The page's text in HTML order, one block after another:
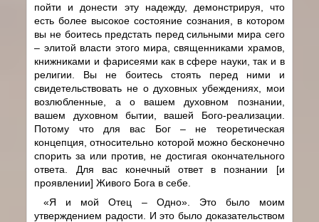
пойти и донести эту надежду, демонстрируя, что
есть более высокое состояние сознания, в котором
вы не боитесь предстать перед сильными мира сего
– элитой власти этого мира, священниками храмов,
книжниками и фарисеями как в сфере науки, так и в
религии. Вы не боитесь стоять перед ними и
свидетельствовать не о духовных убеждениях, мои
возлюбленные, а о вашем духовном познании,
вашем духовном бытии, вашей Бого-реализации.
Потому что для вас Бог – не теоретическая
концепция, относительно которой можно бесконечно
спорить за или против, не достигая окончательного
ответа. Для вас конечный ответ в познании [и
проявлении] Живого Бога в себе.
«Я и мой Отец – Одно». Это было моим
утверждением радости. И это было доказательством